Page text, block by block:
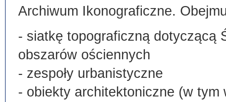
Archiwum Ikonograficzne.
- siatkę topograficzną dotyczącą
obszarów ościennych
- zespoły urbanistyczne
- obiekty architektoniczne (w